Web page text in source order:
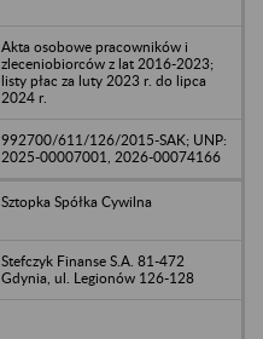
Akta osobowe pracowników i
zleceniobiorców z lat 2016-2023;
listy płac za luty 2023 r. do lipca
2024 r.
992700/611/126/2015-SAK; UNP:
2025-00007001, 2026-00074166
Sztopka Spółka Cywilna
Stefczyk Finanse S.A. 81-472
Gdynia, ul. Legionów 126-128